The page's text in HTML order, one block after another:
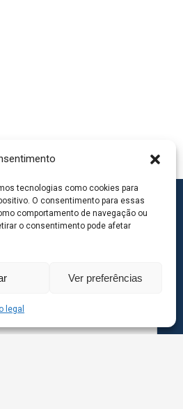
tecnologias como cookies para
O consentimento para essas
comportamento de navegação ou
o consentimento pode afetar
Ver preferências
legal